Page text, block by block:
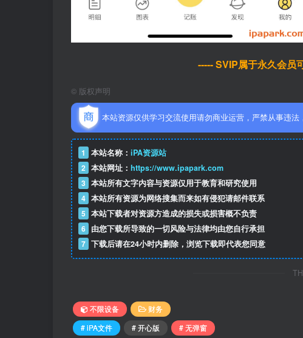
----- SVIP属于永久会员
© 版权声明
本站资源仅供学习交流使用请勿商业运营，严禁从事违法
1 本站名称： iPA资源站
2 本站网址： https://www.ipapark.com
3 本站所有文字内容与资源仅用于教育和研究使用
4 本站所有资源为网络搜集而来如有侵犯请邮件联系
5 本站下载者对资源方造成的损失或损害概不负责
6 由您下载所导致的一切风险与法律均由您自行承担
7 下载后请在24小时内删除，浏览下载即代表您同意
不限设备
财务
# iPA文件
# 开心版 # 无弹窗